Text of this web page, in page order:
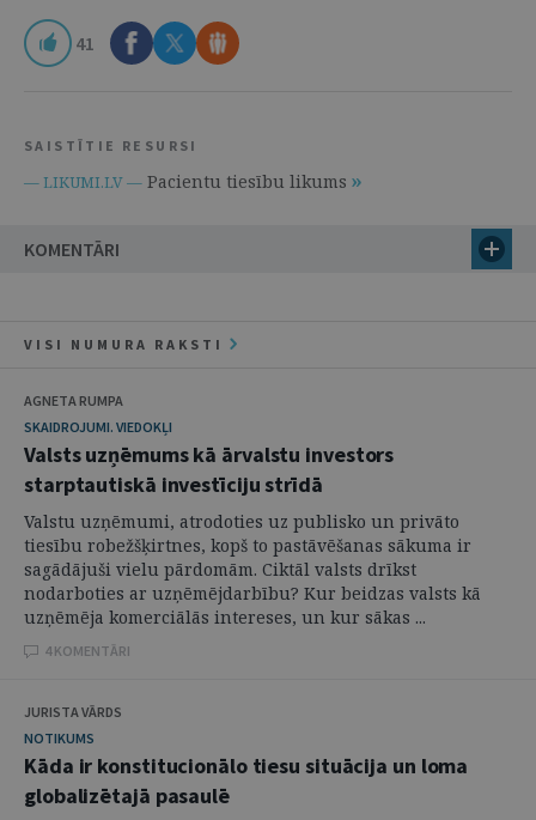
41
SAISTĪTIE RESURSI
— LIKUMI.LV — Pacientu tiesību likums
KOMENTĀRI
VISI NUMURA RAKSTI
AGNETA RUMPA
SKAIDROJUMI. VIEDOKĻI
Valsts uzņēmums kā ārvalstu investors
starptautiskā investīciju strīdā
Valstu uzņēmumi, atrodoties uz publisko un privāto
tiesību robežšķirtnes, kopš to pastāvēšanas sākuma ir
sagādājuši vielu pārdomām. Ciktāl valsts drīkst
nodarboties ar uzņēmējdarbību? Kur beidzas valsts kā
uzņēmēja komerciālās intereses, un kur sākas ...
4 KOMENTĀRI
JURISTA VĀRDS
NOTIKUMS
Kāda ir konstitucionālo tiesu situācija un loma
globalizētajā pasaulē